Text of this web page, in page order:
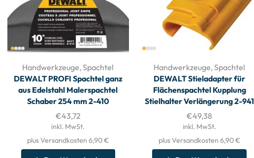
Handwerkzeuge,Spachtel
DEWALT PROFI Spachtel ganz
aus Edelstahl Malerspachtel
Schaber 254 mm 2-410
€43,72
inkl. MwSt.
plus Versandkosten 6,90 €
Handwerkzeuge,Spachtel
DEWALT Stieladapter für
Flächenspachtel Kupplung
Stielhalter Verlängerung 2-941
€49,38
inkl. MwSt.
plus Versandkosten 6,90 €